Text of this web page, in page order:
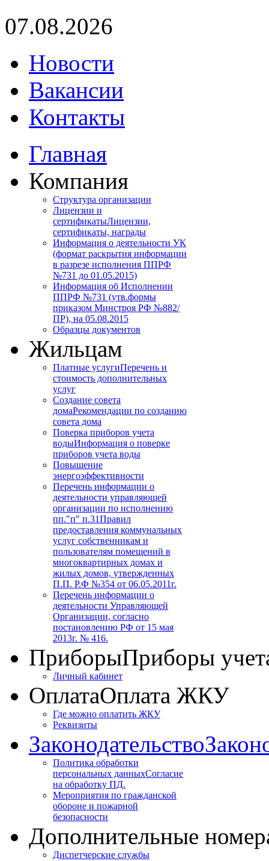
07.08.2026
Новости
Вакансии
Контакты
Главная
Компания
Структура организации
Лицензии и
сертификатыЛицензии,
сертификаты, награды
Информация о деятельности УК
(формат раскрытия информации
в разрезе исполнения ППРФ
№731 до 01.05.2015)
Информация об Исполнении
ППРФ №731 (утв.формы
приказом Минстроя РФ №882/
ПР), на 05.08.2015
Образцы документов
Жильцам
Платные услугиПеречень и
стоимость дополнительных
услуг
Создание совета
домаРекомендации по созданию
совета дома
Поверка приборов учета
водыИнформация о поверке
приборов учета воды
Повышение
энергоэффективности
Перечень информации о
деятельности управляющей
организации по исполнению
пп."п" п.31Правил
предоставления коммунальных
услуг собственникам и
пользователям помещений в
многоквартирных домах и
жилых домов, утвержденных
П.П. Р.Ф №354 от 06.05.2011г.
Перечень информации о
деятельности Управляющей
Организации, согласно
постановлению РФ от 15 мая
2013г. № 416.
ПриборыПриборы
Личный кабинет
ОплатаОплата ЖКУ
Где можно оплатить ЖКУ
Реквизиты
Законодательство
Политика обработки
персональных данныхСогласие
на обработку ПД.
Мероприятия по гражданской
обороне и пожарной
безопасности
Дополнительные
Диспетчерские службы